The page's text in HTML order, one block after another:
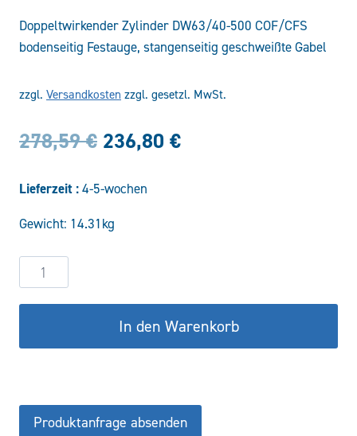
Doppeltwirkender Zylinder DW63/40-500 COF/CFS
bodenseitig Festauge, stangenseitig geschweißte Gabel
zzgl. Versandkosten zzgl. gesetzl. MwSt.
278,59€ Ursprünglicher
278,59 €
236,80 €Aktueller
Lieferzeit : 4-5-wochen
Gewicht: 14.31kg
Hydraulikzylinder
DW63/40-
500
Menge
In den Warenkorb
Produktanfrage absenden